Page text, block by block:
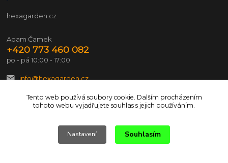
hexagarden.cz
Adam Čamek
+420 773 460 082
po - pá 10:00 - 17:00
info@hexagarden.cz
Tento web používá soubory cookie. Dalším procházením
tohoto webu vyjadřujete souhlas s jejich používáním.
Nastavení Souhlasím